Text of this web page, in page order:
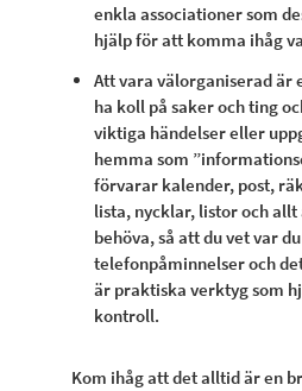
enkla associationer som
hjälp för att komma ihåg
Att vara välorganiserad är
ha koll på saker och ting
viktiga händelser eller
hemma som
förvarar kalender, post,
lista, nycklar, listor och allt
behöva, så att du vet var
telefonpåminnelser och
är praktiska verktyg som
kontroll.
Kom ihåg att det alltid är en